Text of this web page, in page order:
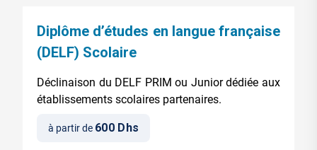
Diplôme d’études en langue française
(DELF) Scolaire
Déclinaison du DELF PRIM ou Junior dédiée aux
établissements scolaires partenaires.
à partir de 600 Dhs